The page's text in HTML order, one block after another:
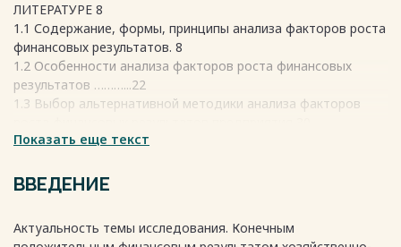
ЛИТЕРАТУРЕ 8
1.1 Содержание, формы, принципы анализа факторов роста
финансовых результатов. 8
1.2 Особенности анализа факторов роста финансовых
результатов ………...22
1.3 Выбор альтернативной методики анализа факторов
2. Экспресс-диагностика факторов роста финансовых
ПАО «МТС»……………………….
………………………………………………………..35
результатов хозяйственной деятельности предприятия. 35
Показать еще текст
ВВЕДЕНИЕ
Актуальность темы исследования. Конечным